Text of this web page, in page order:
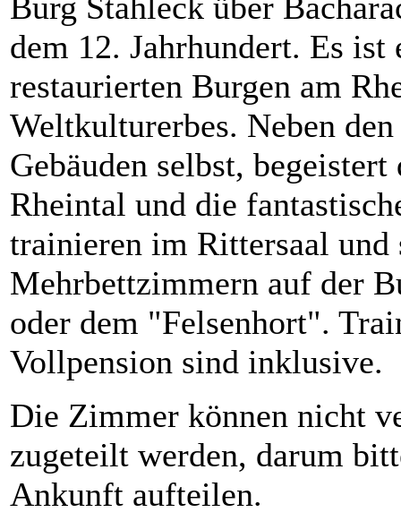
dem 12. Jahrhundert. Es ist
restaurierten Burgen am
Weltkulturerbes. Neben
Gebäuden selbst,
Rheintal und die
trainieren im Rittersaal und
Mehrbettzimmern auf der
oder dem "Felsenhort".
Vollpension sind inklusive.
Die Zimmer können nicht
zugeteilt werden, darum
Ankunft aufteilen.